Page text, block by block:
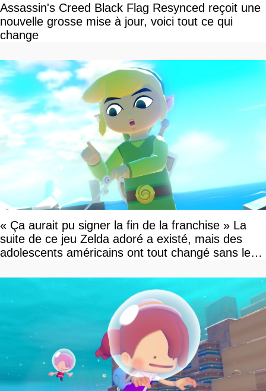
Assassin's Creed Black Flag Resynced reçoit une
nouvelle grosse mise à jour, voici tout ce qui
change
« Ça aurait pu signer la fin de la franchise » La
suite de ce jeu Zelda adoré a existé, mais des
adolescents américains ont tout changé sans le